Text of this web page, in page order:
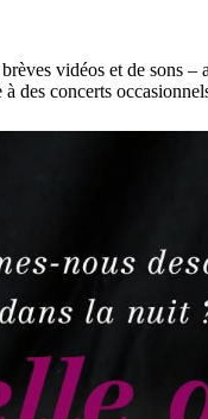
vidéos et de sons
concerts